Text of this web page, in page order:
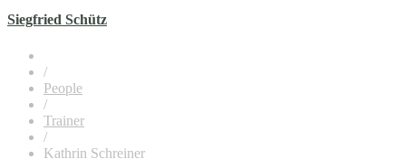
Siegfried Schütz
/
People
/
Trainer
/
Kathrin Schreiner